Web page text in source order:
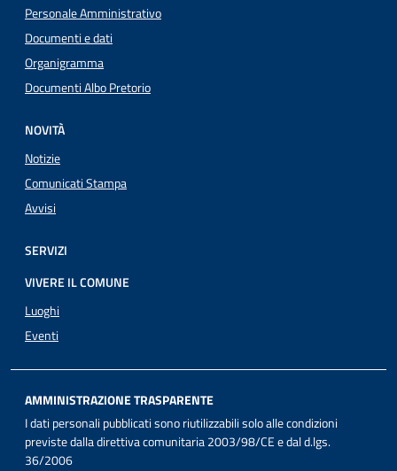
Personale Amministrativo
Documenti e dati
Organigramma
Documenti Albo Pretorio
NOVITÀ
Notizie
Comunicati Stampa
Avvisi
SERVIZI
VIVERE IL COMUNE
Luoghi
Eventi
AMMINISTRAZIONE TRASPARENTE
I dati personali pubblicati sono riutilizzabili solo alle condizioni
previste dalla direttiva comunitaria 2003/98/CE e dal d.lgs.
36/2006